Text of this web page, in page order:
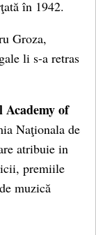
în 1942.
Groza,
li s-a retras
Academy of
Naţionala de
atribuie in
premiile
muzică